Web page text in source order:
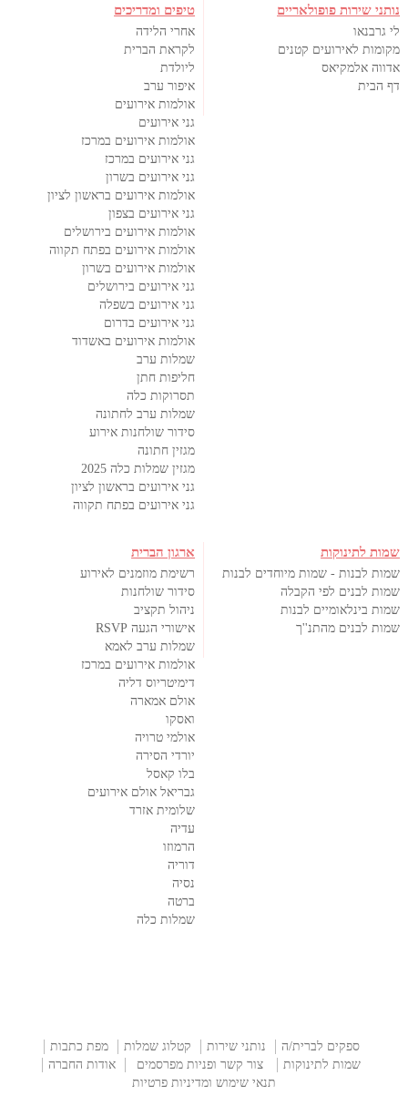
נותני שירות פופולאריים
לי גרבנאו
מקומות לאירועים קטנים
אדווה אלמקיאס
דף הבית
טיפים ומדריכים
אחרי הלידה
לקראת הברית
ליולדת
איפור ערב
אולמות אירועים
גני אירועים
אולמות אירועים במרכז
גני אירועים במרכז
גני אירועים בשרון
אולמות אירועים בראשון לציון
גני אירועים בצפון
אולמות אירועים בירושלים
אולמות אירועים בפתח תקווה
אולמות אירועים בשרון
גני אירועים בירושלים
גני אירועים בשפלה
גני אירועים בדרום
אולמות אירועים באשדוד
שמלות ערב
חליפות חתן
תסרוקות כלה
שמלות ערב לחתונה
סידור שולחנות אירוע
מגזין חתונה
מגזין שמלות כלה 2025
גני אירועים בראשון לציון
גני אירועים בפתח תקווה
שמות לתינוקות
שמות לבנות - שמות מיוחדים לבנות
שמות לבנים לפי הקבלה
שמות בינלאומיים לבנות
שמות לבנים מהתנ''ך
ארגון הברית
רשימת מוזמנים לאירוע
סידור שולחנות
ניהול תקציב
אישורי הגעה RSVP
שמלות ערב לאמא
אולמות אירועים במרכז
דימיטריוס דליה
אולם אמארה
ואסקו
אולמי טרויה
יורדי הסירה
בלו קאסל
גבריאל אולם אירועים
שלומית אזרד
עדיה
הרמוזו
דוריה
נסיה
ברטה
שמלות כלה
ספקים לברית/ה נותני שירות קטלוג שמלות
מפת כתבות
שמות לתינוקות
צור קשר ופניות מפרסמים
אודות החברה
תנאי שימוש ומדיניות פרטיות